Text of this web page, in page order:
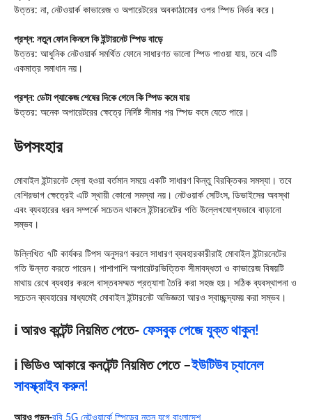
উত্তর: না, নেটওয়ার্ক কাভারেজ ও অপারেটরের অবকাঠামোর ওপর স্পিড নির্ভর করে।
প্রশ্ন: নতুন ফোন কিনলে কি ইন্টারনেট স্পিড বাড়ে
উত্তর: আধুনিক নেটওয়ার্ক সমর্থিত ফোনে সাধারণত ভালো স্পিড পাওয়া যায়, তবে এটি
একমাত্র সমাধান নয়।
প্রশ্ন: ডেটা প্যাকেজ শেষের দিকে গেলে কি স্পিড কমে যায়
উত্তর: অনেক অপারেটরের ক্ষেত্রে নির্দিষ্ট সীমার পর স্পিড কমে যেতে পারে।
উপসংহার
মোবাইল ইন্টারনেট স্লো হওয়া বর্তমান সময়ে একটি সাধারণ কিন্তু বিরক্তিকর সমস্যা। তবে
বেশিরভাগ ক্ষেত্রেই এটি স্থায়ী কোনো সমস্যা নয়। নেটওয়ার্ক সেটিংস, ডিভাইসের অবস্থা
এবং ব্যবহারের ধরন সম্পর্কে সচেতন থাকলে ইন্টারনেটের গতি উল্লেখযোগ্যভাবে বাড়ানো
সম্ভব।
উল্লিখিত ৭টি কার্যকর টিপস অনুসরণ করলে সাধারণ ব্যবহারকারীরাই মোবাইল ইন্টারনেটের
গতি উন্নত করতে পারেন। পাশাপাশি অপারেটরভিত্তিক সীমাবদ্ধতা ও কাভারেজ বিষয়টি
মাথায় রেখে ব্যবহার করলে বাস্তবসম্মত প্রত্যাশা তৈরি করা সহজ হয়। সঠিক ব্যবস্থাপনা ও
সচেতন ব্যবহারের মাধ্যমেই মোবাইল ইন্টারনেট অভিজ্ঞতা আরও স্বাচ্ছন্দ্যময় করা সম্ভব।
ℹ️ আরও কন্টেন্ট নিয়মিত পেতে- ফেসবুক পেজে যুক্ত থাকুন!
ℹ️ ভিডিও আকারে কনটেন্ট নিয়মিত পেতে –ইউটিউব চ্যানেল
সাবস্ক্রাইব করুন!
আরও পড়ুন-রবি 5G নেটওয়ার্কে স্পিডের নতুন যুগে বাংলাদেশ